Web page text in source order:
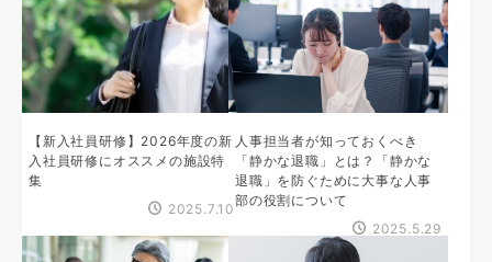
【新入社員研修】2026年度の新
入社員研修にオススメの施設特
集
2025.7.10
人事担当者が知っておくべき
「静かな退職」とは？「静かな
退職」を防ぐために大事な人事
部の役割について
2025.5.29